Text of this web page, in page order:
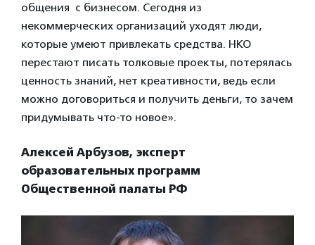
общения с бизнесом. Сегодня из
некоммерческих организаций уходят люди,
которые умеют привлекать средства. НКО
перестают писать толковые проекты, потерялась
ценность знаний, нет креативности, ведь если
можно договориться и получить деньги, то зачем
придумывать что-то новое».
Алексей Арбузов, эксперт
образовательных программ
Общественной палаты РФ